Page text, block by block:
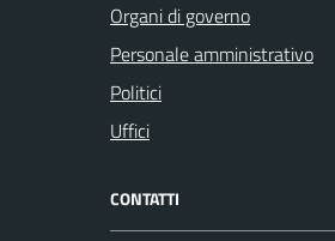
Organi di governo
Personale amministrativo
Politici
Uffici
CONTATTI